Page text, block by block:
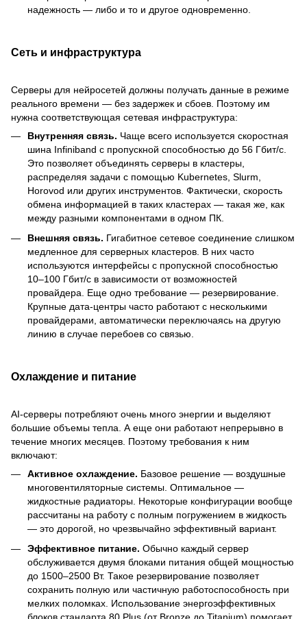
надежность — либо и то и другое одновременно.
Сеть и инфраструктура
Серверы для нейросетей должны получать данные в режиме
реального времени — без задержек и сбоев. Поэтому им
нужна соответствующая сетевая инфраструктура:
Внутренняя связь. Чаще всего используется скоростная
шина Infiniband с пропускной способностью до 56 Гбит/с.
Это позволяет объединять серверы в кластеры,
распределяя задачи с помощью Kubernetes, Slurm,
Horovod или других инструментов. Фактически, скорость
обмена информацией в таких кластерах — такая же, как
между разными компонентами в одном ПК.
Внешняя связь. Гигабитное сетевое соединение слишком
медленное для серверных кластеров. В них часто
используются интерфейсы с пропускной способностью
10–100 Гбит/с в зависимости от возможностей
провайдера. Еще одно требование — резервирование.
Крупные дата-центры часто работают с несколькими
провайдерами, автоматически переключаясь на другую
линию в случае перебоев со связью.
Охлаждение и питание
AI-серверы потребляют очень много энергии и выделяют
большие объемы тепла. А еще они работают непрерывно в
течение многих месяцев. Поэтому требования к ним
включают:
Активное охлаждение. Базовое решение — воздушные
многовентиляторные системы. Оптимальное —
жидкостные радиаторы. Некоторые конфигурации вообще
рассчитаны на работу с полным погружением в жидкость
— это дорогой, но чрезвычайно эффективный вариант.
Эффективное питание. Обычно каждый сервер
обслуживается двумя блоками питания общей мощностью
до 1500–2500 Вт. Такое резервирование позволяет
сохранить полную или частичную работоспособность при
мелких поломках. Использование энергоэффективных
блоков стандарта 80 Plus (от Bronze до Titanium) помогает